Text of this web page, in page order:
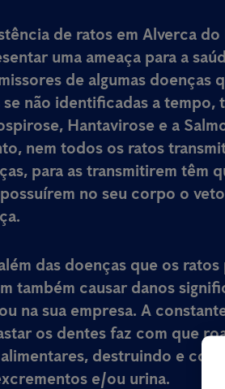
de ratos em Alverca do
uma ameaça para a
de algumas doenças
se não identificadas a tempo,
Hantavirose e a
nem todos os ratos
para as transmitirem têm
no seu corpo o
das doenças que os
também causar danos
na sua empresa. A
os dentes faz com que
destruindo e
e/ou urina.